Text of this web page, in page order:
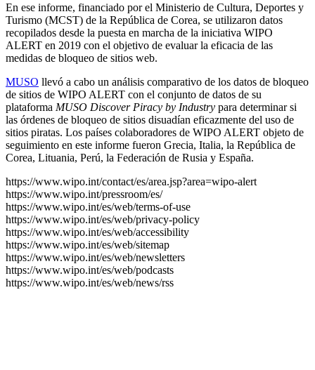
En ese informe, financiado por el Ministerio de Cultura, Deportes y
Turismo (MCST) de la República de Corea, se utilizaron datos
recopilados desde la puesta en marcha de la iniciativa WIPO
ALERT en 2019 con el objetivo de evaluar la eficacia de las
medidas de bloqueo de sitios web.
MUSO llevó a cabo un análisis comparativo de los datos de bloqueo
de sitios de WIPO ALERT con el conjunto de datos de su
plataforma MUSO Discover Piracy by Industry para determinar si
las órdenes de bloqueo de sitios disuadían eficazmente del uso de
sitios piratas. Los países colaboradores de WIPO ALERT objeto de
seguimiento en este informe fueron Grecia, Italia, la República de
Corea, Lituania, Perú, la Federación de Rusia y España.
https://www.wipo.int/contact/es/area.jsp?area=wipo-alert
https://www.wipo.int/pressroom/es/
https://www.wipo.int/es/web/terms-of-use
https://www.wipo.int/es/web/privacy-policy
https://www.wipo.int/es/web/accessibility
https://www.wipo.int/es/web/sitemap
https://www.wipo.int/es/web/newsletters
https://www.wipo.int/es/web/podcasts
https://www.wipo.int/es/web/news/rss